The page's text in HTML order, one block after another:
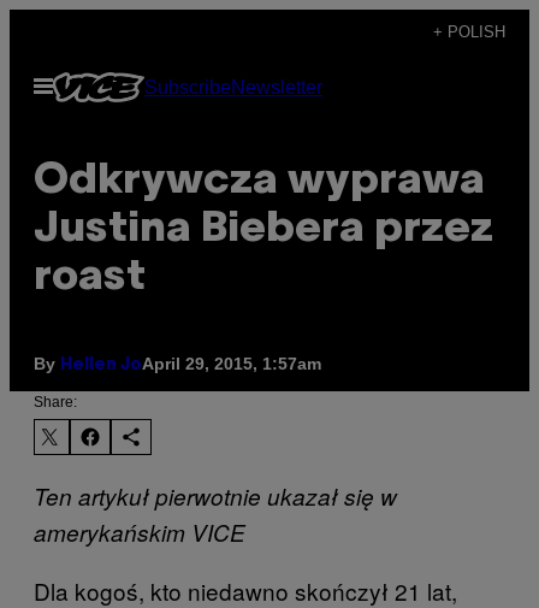
content
+ POLISH
Open
Menu
SubscribeNewsletter
Odkrywcza wyprawa
Justina Biebera przez
roast
By Hellen JoApril 29, 2015, 1:57am
Share:
Ten artykuł pierwotnie ukazał się w
amerykańskim VICE
Dla kogoś, kto niedawno skończył 21 lat,